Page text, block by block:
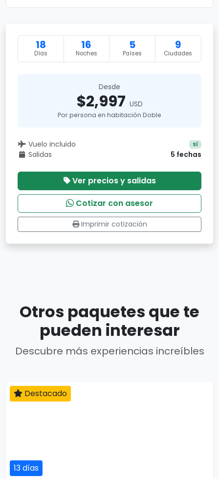
18
Días
16
Noches
5
Países
9
Ciudades
Desde
$2,997 USD
Por persona en habitación Doble
Vuelo incluido Sí
Salidas 5 fechas
Ver precios y salidas
Cotizar con asesor
Imprimir cotización
Otros paquetes que te
pueden interesar
Descubre más experiencias increíbles
13 días
Destacado